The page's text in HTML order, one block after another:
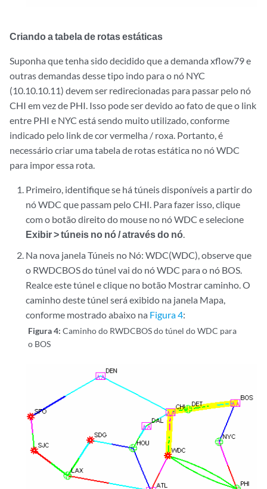
Criando a tabela de rotas estáticas
Suponha que tenha sido decidido que a demanda xflow79 e
outras demandas desse tipo indo para o nó NYC
(10.10.10.11) devem ser redirecionadas para passar pelo nó
CHI em vez de PHI. Isso pode ser devido ao fato de que o link
entre PHI e NYC está sendo muito utilizado, conforme
indicado pelo link de cor vermelha / roxa. Portanto, é
necessário criar uma tabela de rotas estática no nó WDC
para impor essa rota.
Primeiro, identifique se há túneis disponíveis a partir do
nó WDC que passam pelo CHI. Para fazer isso, clique
com o botão direito do mouse no nó WDC e selecione
Exibir > túneis no nó / através do nó.
Na nova janela Túneis no Nó: WDC(WDC), observe que
o RWDCBOS do túnel vai do nó WDC para o nó BOS.
Realce este túnel e clique no botão Mostrar caminho. O
caminho deste túnel será exibido na janela Mapa,
conforme mostrado abaixo na Figura 4:
Figura 4:Caminho do RWDCBOS do túnel do WDC para
o BOS